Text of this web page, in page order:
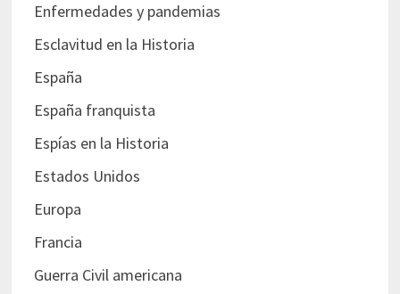
Enfermedades y pandemias
Esclavitud en la Historia
España
España franquista
Espías en la Historia
Estados Unidos
Europa
Francia
Guerra Civil americana